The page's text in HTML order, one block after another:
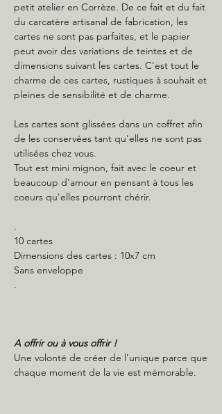
petit atelier en Corrèze. De ce fait et du fait
du carcatère artisanal de fabrication, les
cartes ne sont pas parfaites, et le papier
peut avoir des variations de teintes et de
dimensions suivant les cartes. C'est tout le
charme de ces cartes, rustiques à souhait et
pleines de sensibilité et de charme.
Les cartes sont glissées dans un coffret afin
de les conservées tant qu'elles ne sont pas
utilisées chez vous.
Tout est mini mignon, fait avec le coeur et
beaucoup d'amour en pensant à tous les
coeurs qu'elles pourront chérir.
.
10 cartes
Dimensions des cartes : 10x7 cm
Sans enveloppe
.
A offrir ou à vous offrir !
Une volonté de créer de l'unique parce que
chaque moment de la vie est mémorable.